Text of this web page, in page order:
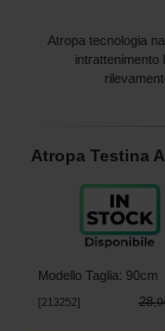
Atropa tecnologia
intrattenimento
Atropa Testina
Modello Taglia: 90cm
213252] 28,